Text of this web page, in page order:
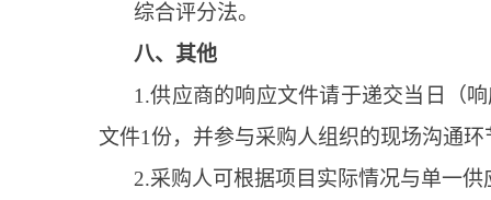
综合评分法。
八、其他
1.供应商的响应文件请于递交当日（
文件1份，并参与采购人组织的现场沟通
2.采购人可根据项目实际情况与单一